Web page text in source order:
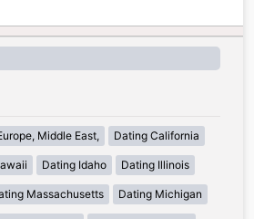
Middle East, Dating California
Dating Idaho Dating Illinois
Massachusetts Dating Michigan